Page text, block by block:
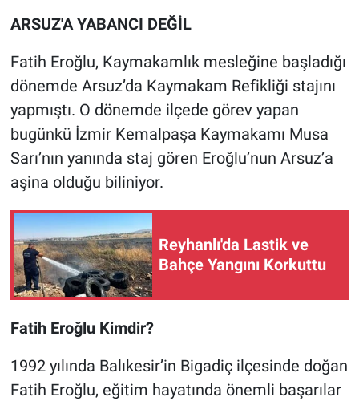
ARSUZ'A YABANCI DEĞİL
Fatih Eroğlu, Kaymakamlık mesleğine başladığı
dönemde Arsuz’da Kaymakam Refikliği stajını
yapmıştı. O dönemde ilçede görev yapan
bugünkü İzmir Kemalpaşa Kaymakamı Musa
Sarı’nın yanında staj gören Eroğlu’nun Arsuz’a
aşina olduğu biliniyor.
Reyhanlı'da Lastik ve
Bahçe Yangını Korkuttu
Fatih Eroğlu Kimdir?
1992 yılında Balıkesir’in Bigadiç ilçesinde doğan
Fatih Eroğlu, eğitim hayatında önemli başarılar